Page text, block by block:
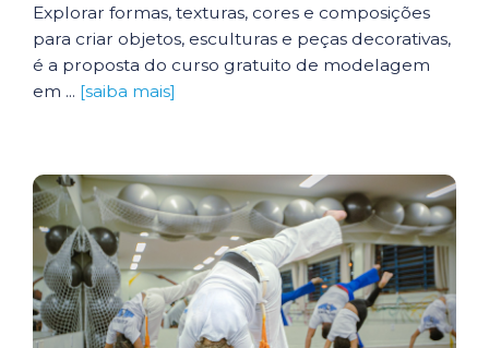
Explorar formas, texturas, cores e composições
para criar objetos, esculturas e peças decorativas,
é a proposta do curso gratuito de modelagem
em ... [saiba mais]